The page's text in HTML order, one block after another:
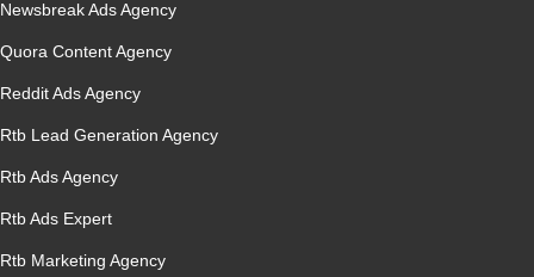
Newsbreak Ads Agency
Quora Content Agency
Reddit Ads Agency
Rtb Lead Generation Agency
Rtb Ads Agency
Rtb Ads Expert
Rtb Marketing Agency